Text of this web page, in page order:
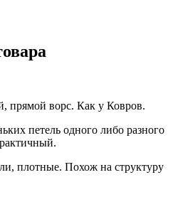
прямой ворс. Как у Ковров.
петель одного либо разного
плотные. Похож на структуру